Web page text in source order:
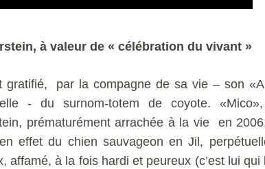
à valeur de « célébration du vivant »
gratifié, par la compagne de sa vie – son
- du surnom-totem de coyote.
prématurément arrachée à la vie en
effet du chien sauvageon en Jil,
affamé, à la fois hardi et peureux (c’est lui qui